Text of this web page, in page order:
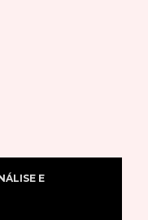
E